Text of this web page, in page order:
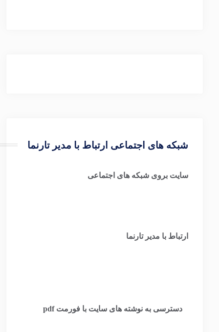
شبکه های اجتماعی ارتباط با مدیر تارنما
سایت بروی شبکه های اجتماعی
ارتباط با مدیر تارنما
دسترسی به نوشته های سایت با فورمت pdf